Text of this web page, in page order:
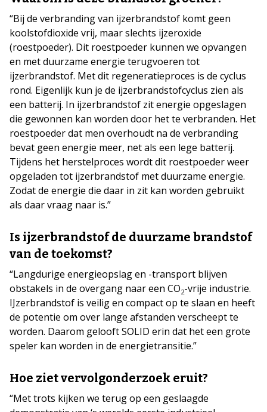
“Bij de verbranding van ijzerbrandstof komt geen
koolstofdioxide vrij, maar slechts ijzeroxide
(roestpoeder). Dit roestpoeder kunnen we opvangen
en met duurzame energie terugvoeren tot
ijzerbrandstof. Met dit regeneratieproces is de cyclus
rond. Eigenlijk kun je de ijzerbrandstofcyclus zien als
een batterij. In ijzerbrandstof zit energie opgeslagen
die gewonnen kan worden door het te verbranden. Het
roestpoeder dat men overhoudt na de verbranding
bevat geen energie meer, net als een lege batterij.
Tijdens het herstelproces wordt dit roestpoeder weer
opgeladen tot ijzerbrandstof met duurzame energie.
Zodat de energie die daar in zit kan worden gebruikt
als daar vraag naar is.”
Is ijzerbrandstof de duurzame brandstof
van de toekomst?
“Langdurige energieopslag en -transport blijven
obstakels in de overgang naar een CO2-vrije industrie.
IJzerbrandstof is veilig en compact op te slaan en heeft
de potentie om over lange afstanden verscheept te
worden. Daarom gelooft SOLID erin dat het een grote
speler kan worden in de energietransitie.”
Hoe ziet vervolgonderzoek eruit?
“Met trots kijken we terug op een geslaagde